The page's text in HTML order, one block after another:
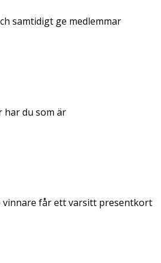
samtidigt ge medlemmar
har du som är
vinnare får ett varsitt presentkort